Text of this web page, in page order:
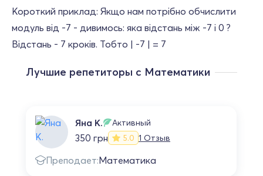
Короткий приклад: Якщо нам потрібно обчислити
модуль від -7 - дивимось: яка відстань між -7 і 0 ?
Відстань - 7 кроків. Тобто | -7 | = 7
Лучшие репетиторы с Математики
Яна К. Активный
350 грн 5.0 1 Отзыв
Преподает:Математика